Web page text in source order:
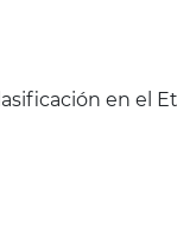
en el